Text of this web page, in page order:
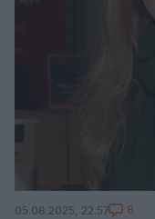
05.08.2025, 22:57 8